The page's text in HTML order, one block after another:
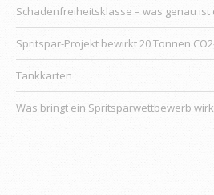
Schadenfreiheitsklasse – was genau ist
Spritspar-Projekt bewirkt 20 Tonnen
Tankkarten
Was bringt ein Spritsparwettbewerb